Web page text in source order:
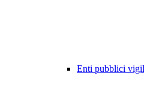
Enti pubblici